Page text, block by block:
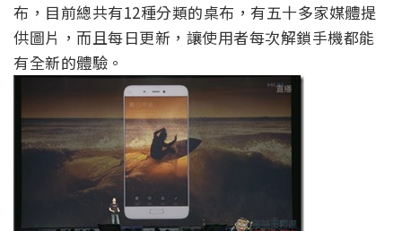
布，目前總共有12種分類的桌布，有五十多家媒體提
供圖片，而且每日更新，讓使用者每次解鎖手機都能
有全新的體驗。